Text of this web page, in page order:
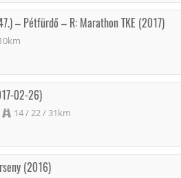
– Pétfürdő – R: Marathon TKE (2017)
02-26)
14 / 22 / 31km
(2016)